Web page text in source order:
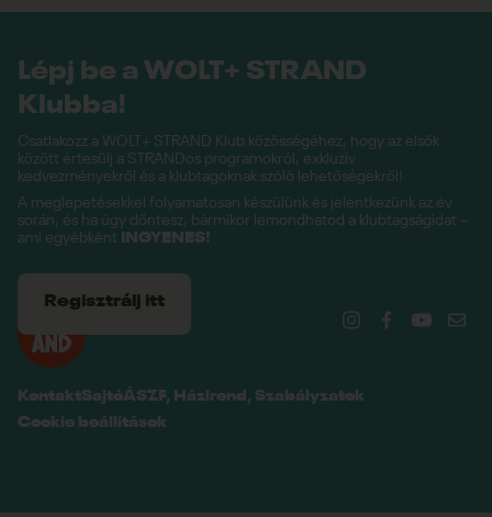
KontaktSajtóÁSZF, Házirend, Szabályzatok
Cookie beállítások
Lépj be a WOLT+ STRAND
Klubba!
Csatlakozz a WOLT+ STRAND Klub közösségéhez, hogy az elsők
között értesülj a STRANDos programokról, exkluzív
kedvezményekről és a klubtagoknak szóló lehetőségekről!
A meglepetésekkel folyamatosan készülünk és jelentkezünk az év
során, és ha úgy döntesz, bármikor lemondhatod a klubtagságidat –
ami egyébként
INGYENES!
Regisztrálj itt